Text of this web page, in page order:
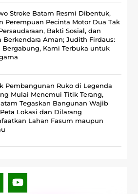
Stroke Batam Resmi Dibentuk,
Perempuan Pecinta Motor Dua Tak
Bakti Sosial, dan
Berkendara Aman; Judith Firdaus:
Bergabung, Kami Terbuka untuk
Pembangunan Ruko di Legenda
Mulai Menemui Titik Terang,
Tegaskan Bangunan Wajib
Lokasi dan Dilarang
Lahan Fasum maupun